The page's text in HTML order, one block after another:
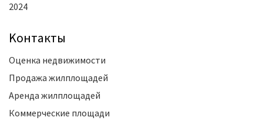
2024
Kонтакты
Оценка недвижимости
Продажа жилплощадей
Аренда жилплощадей
Коммерческие площади